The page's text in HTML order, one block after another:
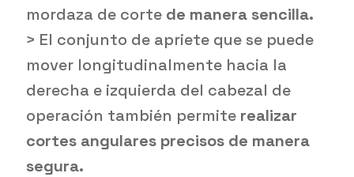
mordaza de corte de manera sencilla.
> El conjunto de apriete que se puede
mover longitudinalmente hacia la
derecha e izquierda del cabezal de
operación también permite realizar
cortes angulares precisos de manera
segura.